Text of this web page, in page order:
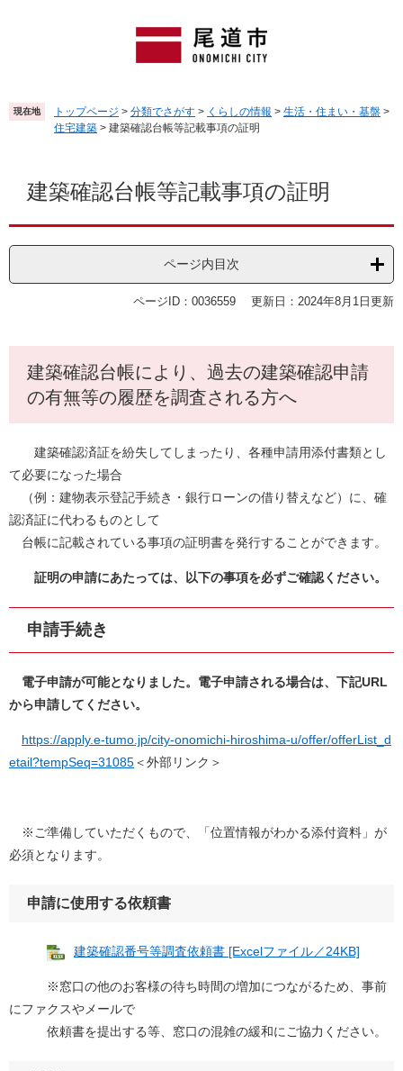
頭
で
飛
ば
現在地 トップページ > 分類でさがす > くらしの情報 > 生活・住まい・基盤 >
住宅建築 > 建築確認台帳等記載事項の証明
建築確認台帳等記載事項の証明
ページ内目次
ページID：0036559 更新日：2024年8月1日更新
建築確認台帳により、過去の建築確認申請
の有無等の履歴を調査される方へ
建築確認済証を紛失してしまったり、各種申請用添付書類とし
て必要になった場合
（例：建物表示登記手続き・銀行ローンの借り替えなど）に、確
認済証に代わるものとして
台帳に記載されている事項の証明書を発行することができます。
証明の申請にあたっては、以下の事項を必ずご確認ください。
申請手続き
電子申請が可能となりました。電子申請される場合は、下記URL
から申請してください。
https://apply.e-tumo.jp/city-onomichi-hiroshima-u/offer/offerList_d
etail?tempSeq=31085＜外部リンク＞
※ご準備していただくもので、「位置情報がわかる添付資料」が
必須となります。
申請に使用する依頼書
建築確認番号等調査依頼書 [Excelファイル／24KB]
※窓口の他のお客様の待ち時間の増加につながるため、事前
にファクスやメールで
依頼書を提出する等、窓口の混雑の緩和にご協力ください。